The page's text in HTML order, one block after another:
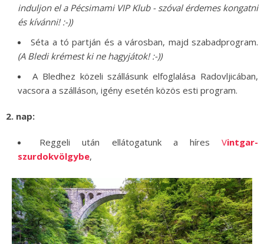
induljon el a Pécsimami VIP Klub - szóval érdemes kongatni
és kívánni! :-))
Séta a tó partján és a városban, majd szabadprogram.
(A Bledi krémest ki ne hagyjátok! :-))
A Bledhez közeli szállásunk elfoglalása Radovljicában,
vacsora a szálláson, igény esetén közös esti program.
2. nap:
Reggeli után ellátogatunk a híresVintgar-
szurdokvölgybe,